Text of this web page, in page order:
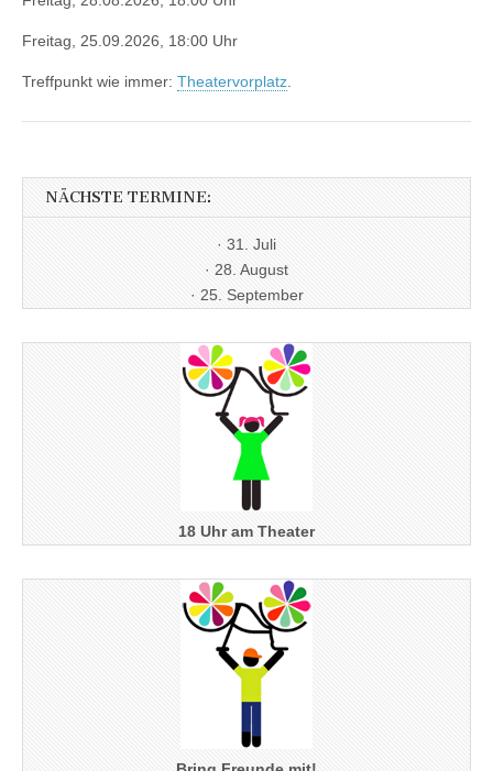
Freitag, 25.09.2026, 18:00 Uhr
Treffpunkt wie immer: Theatervorplatz
NÄCHSTE TERMINE:
· 31. Juli
· 28. August
· 25. September
18 Uhr am Theater